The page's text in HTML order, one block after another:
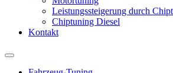
Leistungssteigerung durch
Chiptuning Diesel
Kontakt